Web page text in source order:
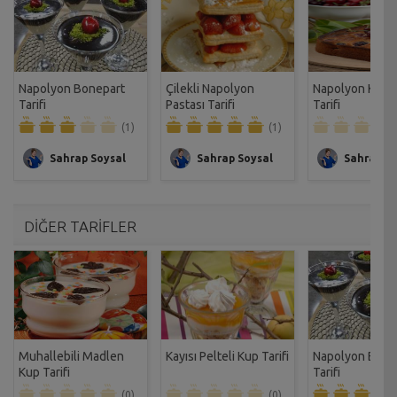
Napolyon Bonepart
Tarifi
(1)
Sahrap Soysal
Çilekli Napolyon
Pastası Tarifi
(1)
Sahrap Soysal
Napolyon
Tarifi
Sahrap
DİĞER TARİFLER
Muhallebili Madlen
Kup Tarifi
Kayısı Pelteli Kup Tarifi
Napolyon
Tarifi